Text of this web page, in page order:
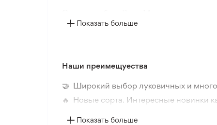
устойчив к основным заболеваниям,
высокой сахаристости и отличным
Показать больше
Наши преимещуества
🤝 Широкий выбор луковичных и
🔥 Новые сорта. Интересные новинки
📸 Соответствие сортов. Совпадение
Показать больше